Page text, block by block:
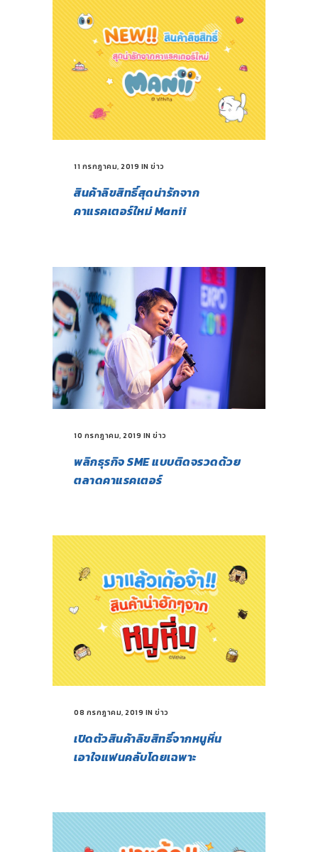
11 กรกฎาคม, 2019 IN ข่าว
สินค้าลิขสิทธิ์สุดน่ารักจาก
คาแรคเตอร์ใหม่ Manii
10 กรกฎาคม, 2019 IN ข่าว
พลิกธุรกิจ SME แบบติดจรวดด้วย
ตลาดคาแรคเตอร์
08 กรกฎาคม, 2019 IN ข่าว
เปิดตัวสินค้าลิขสิทธิ์จากหนูหิ่น
เอาใจแฟนคลับโดยเฉพาะ